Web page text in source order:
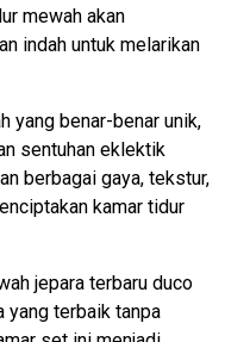
mewah akan
indah untuk melarikan
yang benar-benar unik,
sentuhan eklektik
berbagai gaya, tekstur,
kamar tidur
jepara terbaru duco
yang terbaik tanpa